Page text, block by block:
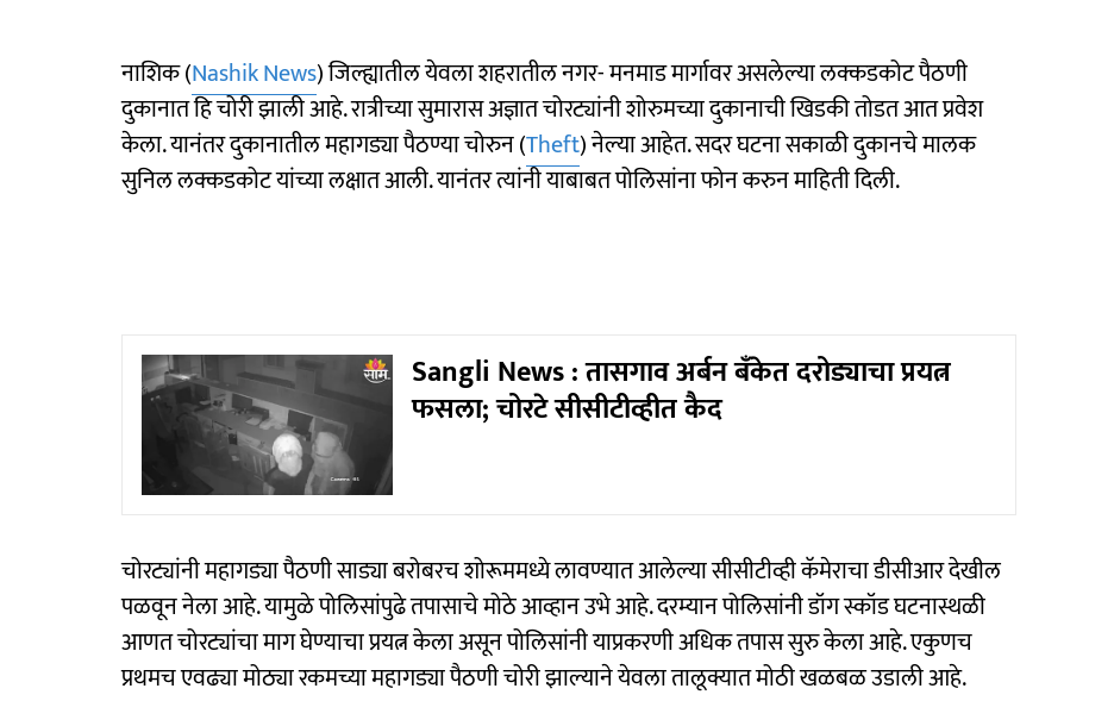
नाशिक (Nashik News) जिल्ह्यातील येवला शहरातील नगर- मनमाड मार्गावर असलेल्या लक्कडकोट पैठणी
दुकानात हि चोरी झाली आहे. रात्रीच्या सुमारास अज्ञात चोरट्यांनी शोरुमच्या दुकानाची खिडकी तोडत आत प्रवेश
केला. यानंतर दुकानातील महागड्या पैठण्या चोरुन (Theft) नेल्या आहेत. सदर घटना सकाळी दुकानचे मालक
सुनिल लक्कडकोट यांच्या लक्षात आली. यानंतर त्यांनी याबाबत पोलिसांना फोन करुन माहिती दिली.
Sangli News : तासगाव अर्बन बँकेत दरोड्याचा प्रयत्न
फसला; चोरटे सीसीटीव्हीत कैद
चोरट्यांनी महागड्या पैठणी साड्या बरोबरच शोरूममध्ये लावण्यात आलेल्या सीसीटीव्ही कॅमेराचा डीसीआर देखील
पळवून नेला आहे. यामुळे पोलिसांपुढे तपासाचे मोठे आव्हान उभे आहे. दरम्यान पोलिसांनी डॉग स्कॉड घटनास्थळी
आणत चोरट्यांचा माग घेण्याचा प्रयत्न केला असून पोलिसांनी याप्रकरणी अधिक तपास सुरु केला आहे. एकुणच
प्रथमच एवढ्या मोठ्या रकमच्या महागड्या पैठणी चोरी झाल्याने येवला तालूक्यात मोठी खळबळ उडाली आहे.